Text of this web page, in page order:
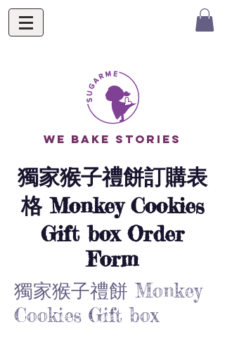
we bake stories
獨家猴子禮餅訂購表
格 Monkey Cookies
Gift box Order
Form
獨家猴子禮餅 Monkey
Cookies Gift box